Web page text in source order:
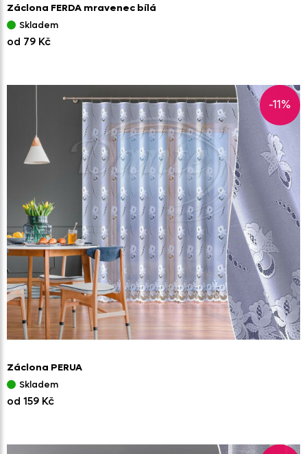
Záclona FERDA mravenec bílá
Skladem
od 79 Kč
-11%
Záclona PERUA
Skladem
od 159 Kč